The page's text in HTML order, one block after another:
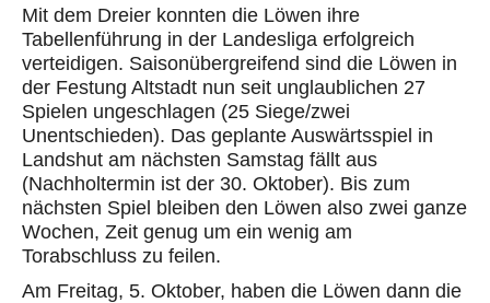
Mit dem Dreier konnten die Löwen ihre
Tabellenführung in der Landesliga erfolgreich
verteidigen. Saisonübergreifend sind die Löwen in
der Festung Altstadt nun seit unglaublichen 27
Spielen ungeschlagen (25 Siege/zwei
Unentschieden). Das geplante Auswärtsspiel in
Landshut am nächsten Samstag fällt aus
(Nachholtermin ist der 30. Oktober). Bis zum
nächsten Spiel bleiben den Löwen also zwei ganze
Wochen, Zeit genug um ein wenig am
Torabschluss zu feilen.
Am Freitag, 5. Oktober, haben die Löwen dann die